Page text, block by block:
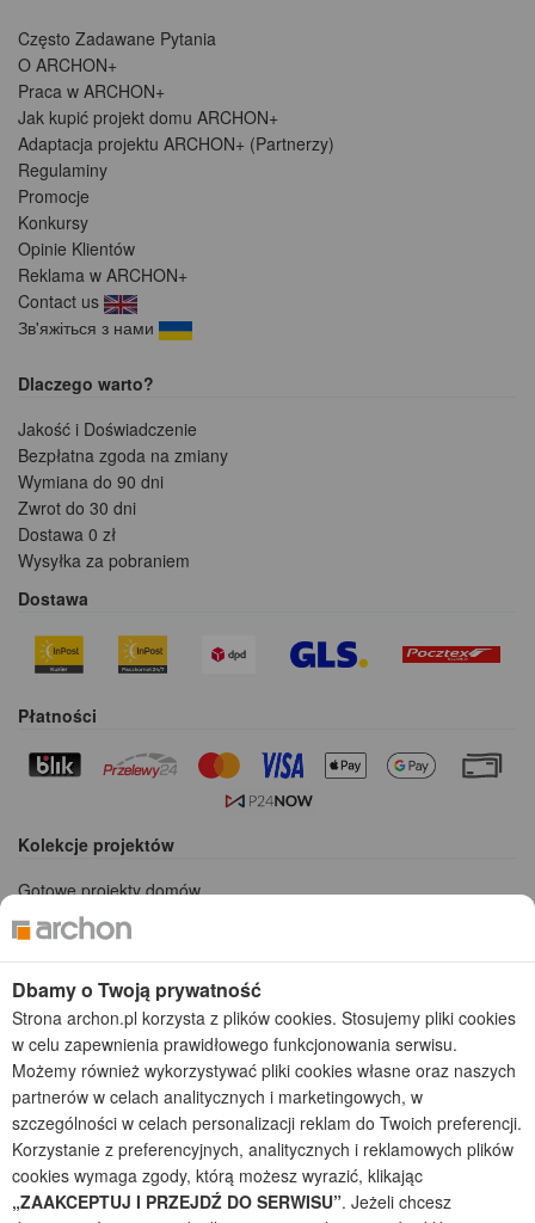
Często Zadawane Pytania
O ARCHON+
Praca w ARCHON+
Jak kupić projekt domu ARCHON+
Adaptacja projektu ARCHON+ (Partnerzy)
Regulaminy
Promocje
Konkursy
Opinie Klientów
Reklama w ARCHON+
Contact us
Зв'яжіться з нами
Dlaczego warto?
Jakość i Doświadczenie
Bezpłatna zgoda na zmiany
Wymiana do 90 dni
Zwrot do 30 dni
Dostawa 0 zł
Wysyłka za pobraniem
Dostawa
Płatności
Kolekcje projektów
Gotowe projekty domów
Projekty domów tanich w budowie
Projekty domów szeregowych
Projekty małych domów (do 150 m2)
Projekty domów wielorodzinnych
Projekty domów bliźniaczych
Projekty domów nowoczesnych
Projekty domów parterowych
2026 © ARCHON+ Biuro Projektów - Tradycyjne i nowoczesne gotowe
projekty domów - autorska pracownia architektoniczna założona w 1990r.
przez arch. Barbarę Mendel
Z uwagi na ciągłe doskonalenie procesu powstawania projektów (zgodnie z
normą ISO 9001), prezentowane na stronie projekty domów mogą
Dbamy o Twoją prywatność
Strona archon.pl korzysta z plików cookies. Stosujemy pliki cookies
w celu zapewnienia prawidłowego funkcjonowania serwisu.
Możemy również wykorzystywać pliki cookies własne oraz naszych
partnerów w celach analitycznych i marketingowych, w
szczególności w celach personalizacji reklam do Twoich preferencji.
Korzystanie z preferencyjnych, analitycznych i reklamowych plików
cookies wymaga zgody, którą możesz wyrazić, klikając
„ZAAKCEPTUJ I PRZEJDŹ DO SERWISU”. Jeżeli chcesz